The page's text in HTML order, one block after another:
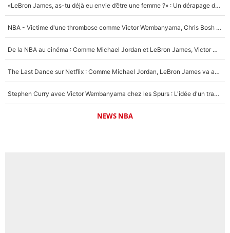
«LeBron James, as-tu déjà eu envie d’être une femme ?» : Un dérapage de Donald Trump sur la superstar de la NBA refait surface
NBA - Victime d'une thrombose comme Victor Wembanyama, Chris Bosh prévient le Français des risques sur sa santé : «J’ai failli mourir sur le coup et j’ai été ramené à la vie»
De la NBA au cinéma : Comme Michael Jordan et LeBron James, Victor Wembanyama rêve d'une carrière d'acteur !
The Last Dance sur Netflix : Comme Michael Jordan, LeBron James va avoir le droit à sa série !
Stephen Curry avec Victor Wembanyama chez les Spurs : L'idée d'un trade historique est lancée en NBA !
NEWS NBA